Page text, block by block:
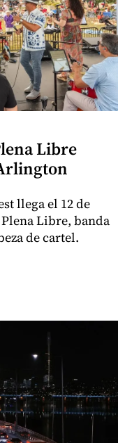
Libre
llega el 12 de
Libre, banda
de cartel.